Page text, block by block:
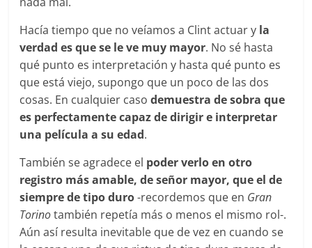
Hacía tiempo que no veíamos a Clint actuar y la
verdad es que se le ve muy mayor. No sé hasta
qué punto es interpretación y hasta qué punto es
que está viejo, supongo que un poco de las dos
cosas. En cualquier casodemuestra de sobra que
es perfectamente capaz de dirigir e interpretar
una película a su edad.
También se agradece el poder verlo en otro
registro más amable, de señor mayor, que el de
siempre de tipo duro-recordemos que en Gran
Torinotambién repetía más o menos el mismo rol-.
Aún así resulta inevitable que de vez en cuando se